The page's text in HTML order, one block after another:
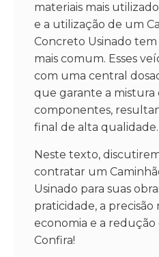
materiais mais
e a utilização de um
Concreto Usinado
mais comum. Esses
com uma central
que garante a mistura
componentes,
final de alta qualidade.
Neste texto,
contratar um
Usinado para suas
praticidade, a precisão
economia e a redução
Confira!